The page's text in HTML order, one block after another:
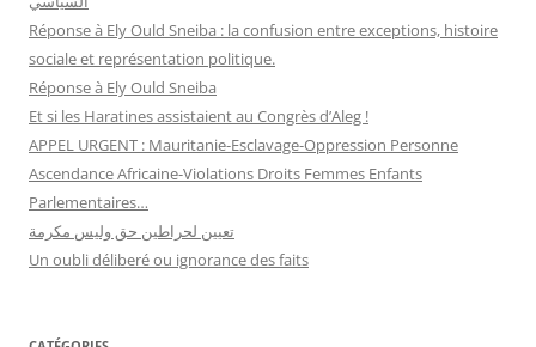
Réponse à Ely Ould Sneiba : la confusion entre exceptions, histoire
sociale et représentation politique.
Réponse à Ely Ould Sneiba
Et si les Haratines assistaient au Congrès d’Aleg !
APPEL URGENT : Mauritanie-Esclavage-Oppression Personne
Ascendance Africaine-Violations Droits Femmes Enfants
Parlementaires…
تعيين لحراطين حق وليس مكرمة
Un oubli déliberé ou ignorance des faits